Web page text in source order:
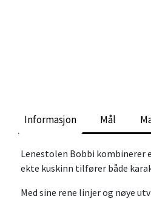
Informasjon Mål
Lenestolen Bobbi kombinerer
ekte kuskinn tilfører både
Med sine rene linjer og nøye